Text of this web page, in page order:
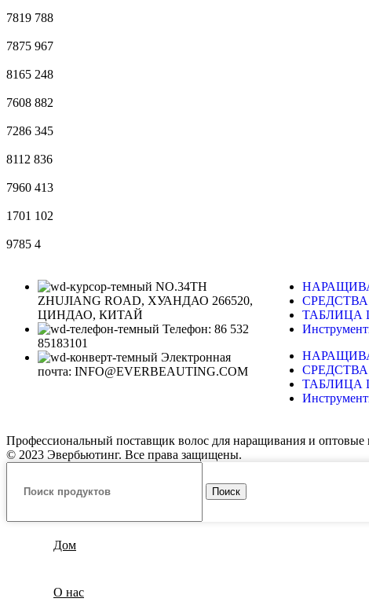
7819 788
7875 967
8165 248
7608 882
7286 345
8112 836
7960 413
1701 102
9785 4
NO.34TH
ZHUJIANG ROAD, ХУАНДАО 266520,
ЦИНДАО, КИТАЙ
Телефон: 86 532
85183101
Электронная
почта: INFO@EVERBEAUTING.COM
ТАБЛИЦА
ТАБЛИЦА
Профессиональный поставщик волос для наращивания и оптовые
© 2023 Эвербьютинг. Все права защищены.
Поиск
Дом
О нас